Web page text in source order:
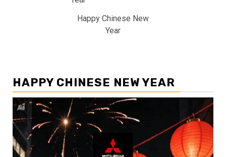
Happy Chinese New
Year
HAPPY CHINESE NEW YEAR
Pemutar